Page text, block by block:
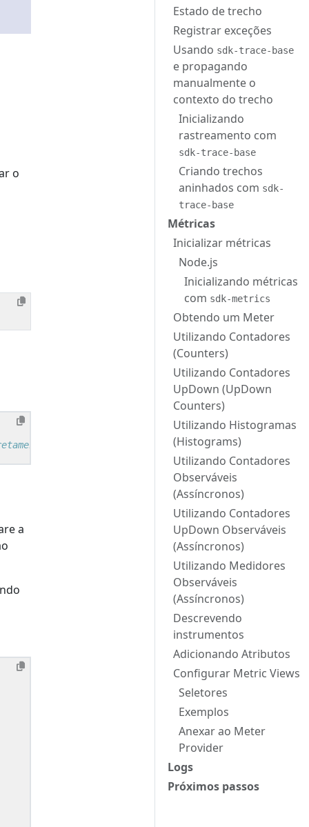
Estado de trecho
Registrar exceções
Usando sdk-trace-base
e propagando
manualmente o
contexto do trecho
Inicializando
rastreamento com
sdk-trace-base
Criando trechos
aninhados com sdk-
trace-base
Métricas
Inicializar métricas
Node.js
Inicializando métricas
com sdk-metrics
Obtendo um Meter
Utilizando Contadores
(Counters)
Utilizando Contadores
UpDown (UpDown
Counters)
Utilizando Histogramas
(Histograms)
Utilizando Contadores
Observáveis
(Assíncronos)
Utilizando Contadores
UpDown Observáveis
(Assíncronos)
Utilizando Medidores
Observáveis
(Assíncronos)
Descrevendo
instrumentos
Adicionando Atributos
Configurar Metric Views
Seletores
Exemplos
Anexar ao Meter
Provider
Logs
Próximos passos
o
com node
a